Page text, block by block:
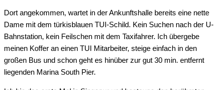
Dort angekommen, wartet in der Ankunftshalle bereits eine nette
Dame mit dem türkisblauen TUI-Schild. Kein Suchen nach der U-
Bahnstation, kein Feilschen mit dem Taxifahrer. Ich übergebe
meinen Koffer an einen TUI Mitarbeiter, steige einfach in den
großen Bus und schon geht es hinüber zur gut 30 min. entfernt
liegenden Marina South Pier.